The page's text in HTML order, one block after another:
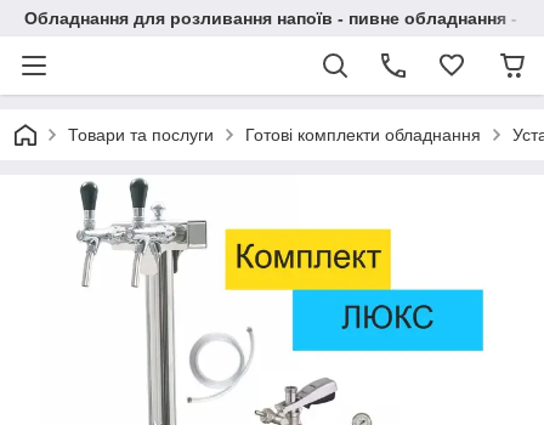
Обладнання для розливання напоїв - пивне обладнання - в
Товари та послуги Готові комплекти обладнання